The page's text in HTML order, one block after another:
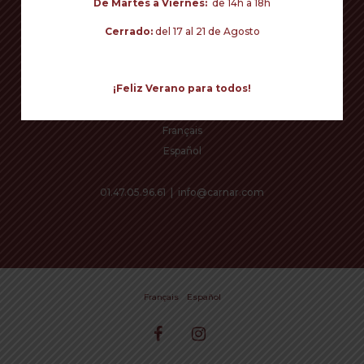
Subtotal: €0,00
CAMBIAR DE IDIOMA
Français
Español
01.47.05.96.61 info@carnar.com
Français Español
facebook instagram
De Martes a Viernes:de 14h à 18h
Cerrado: del 17 al 21 de Agosto
¡Feliz Verano para todos!